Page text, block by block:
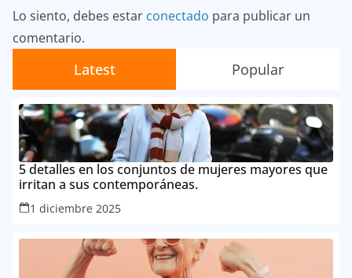
Lo siento, debes estar conectado para publicar un
comentario.
Latest Popular
5 detalles en los conjuntos de mujeres mayores que
irritan a sus contemporáneas.
1 diciembre 2025